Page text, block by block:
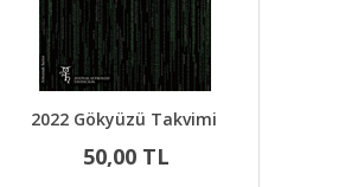
2022 Gökyüzü Takvimi
50,00 TL